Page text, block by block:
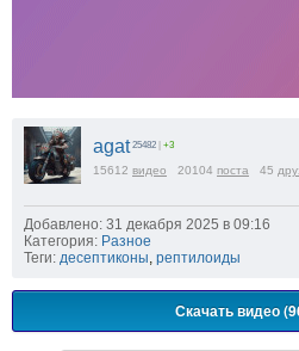
agat 25482 | +3
15612 видео 20104 поста 45
Добавлено: 31 декабря 2025 в 09:16
Категория: Разное
Теги: десептиконы рептилоиды
Скачать видео